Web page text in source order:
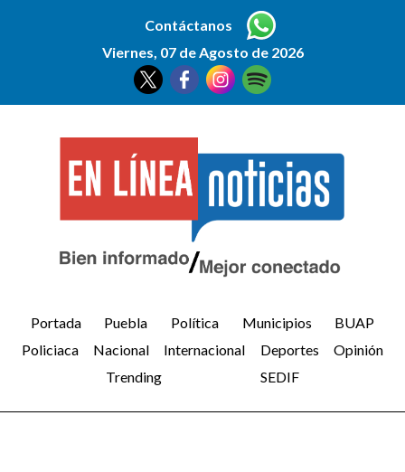
Contáctanos
Viernes, 07 de Agosto de 2026
Portada Puebla Política Municipios
BUAP
Policiaca
Nacional Internacional Deportes
Opinión
Trending
SEDIF